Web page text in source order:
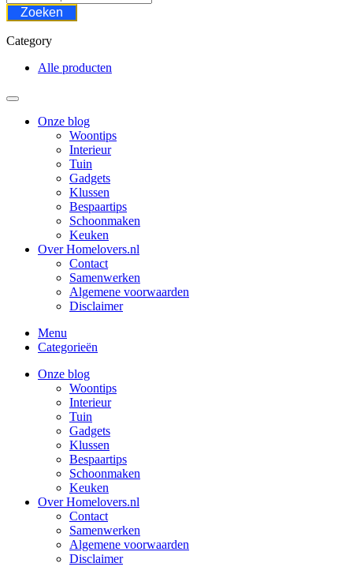
Zoeken
Category
Alle producten
Onze blog
Woontips
Interieur
Tuin
Gadgets
Klussen
Bespaartips
Schoonmaken
Keuken
Over Homelovers.nl
Contact
Samenwerken
Algemene voorwaarden
Disclaimer
Menu
Categorieën
Onze blog
Woontips
Interieur
Tuin
Gadgets
Klussen
Bespaartips
Schoonmaken
Keuken
Over Homelovers.nl
Contact
Samenwerken
Algemene voorwaarden
Disclaimer